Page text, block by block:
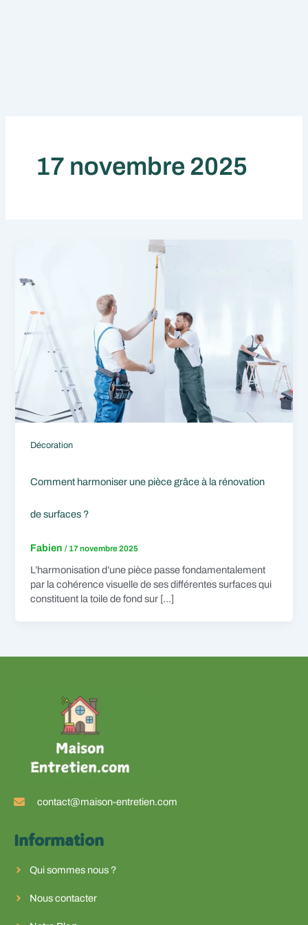
17 novembre 2025
Décoration
Comment harmoniser une pièce grâce à la rénovation
de surfaces ?
Fabien/ 17 novembre 2025
L’harmonisation d’une pièce passe fondamentalement
par la cohérence visuelle de ses différentes surfaces qui
constituent la toile de fond sur […]
contact@maison-entretien.com
Information
Qui sommes nous ?
Nous contacter